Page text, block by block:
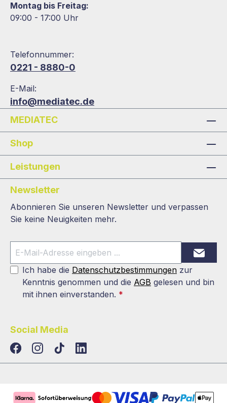
Montag bis Freitag:
09:00 - 17:00 Uhr
Telefonnummer:
0221 - 8880-0
E-Mail:
info@mediatec.de
MEDIATEC
Shop
Leistungen
Newsletter
Abonnieren Sie unseren Newsletter und verpassen
Sie keine Neuigkeiten mehr.
Ich habe die Datenschutzbestimmungen zur
Kenntnis genommen und die AGB gelesen und bin
mit ihnen einverstanden. *
Social Media
TikTokLinkedIn